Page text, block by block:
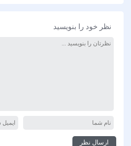
نظر خود را بنویسید